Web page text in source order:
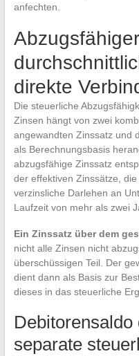
anfechten.
direkte
Die steuerliche
Zinsen hängt von zwei
angewandten Zinssatz und
als Berechnungsbasis
abzugsfähige Zinssatz
der effektiven Zinssätze,
verzinsliche Darlehen an
Laufzeit von mehr als zwei
Ein Zinssatz über dem
nicht alle Zinsen nicht
überschüssigen Teil. Der
dient dann als Basis zur
dieses in das steuerliche
separate